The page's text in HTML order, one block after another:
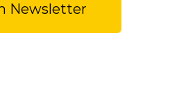
Newsletter